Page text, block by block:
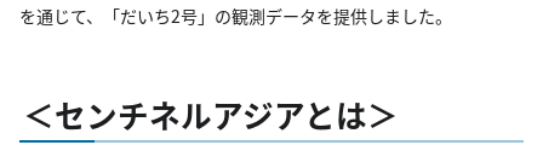
を通じて、「だいち2号」の観測データを提供しました。
＜センチネルアジアとは＞